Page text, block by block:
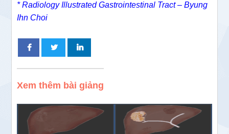
* Radiology Illustrated Gastrointestinal Tract – Byung
Ihn Choi
Xem thêm bài giảng